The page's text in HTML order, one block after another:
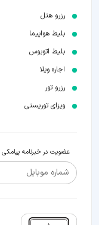
رزرو هتل
بلیط هواپیما
بلیط اتوبوس
اجاره ویلا
رزرو تور
ویزای توریستی
عضویت در خبرنامه پیامکی
شماره موبایل